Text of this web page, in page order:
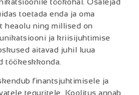
toetada enda ja oma
heaolu ning millised on
ja kriisijuhtimise
aitavad juhil luua
töökeskkonda.
finantsjuhtimisele ja
teguritele. Koolitus annab